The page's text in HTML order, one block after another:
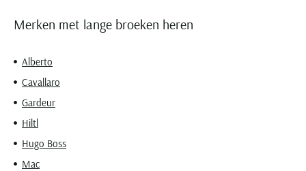
Merken met lange broeken heren
Alberto
Cavallaro
Gardeur
Hiltl
Hugo Boss
Mac